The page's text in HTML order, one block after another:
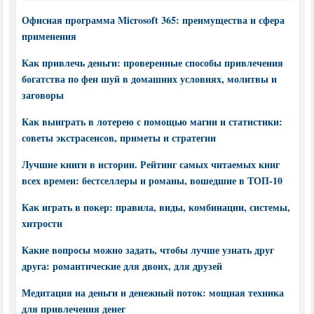
Офисная программа Microsoft 365: преимущества и сфера
применения
Как привлечь деньги: проверенные способы привлечения
богатства по фен шуй в домашних условиях, молитвы и
заговоры
Как выиграть в лотерею с помощью магии и статистики:
советы экстрасенсов, приметы и стратегии
Лучшие книги в истории. Рейтинг самых читаемых книг
всех времен: бестселлеры и романы, вошедшие в ТОП-10
Как играть в покер: правила, виды, комбинации, системы,
хитрости
Какие вопросы можно задать, чтобы лучше узнать друг
друга: романтические для двоих, для друзей
Медитация на деньги и денежный поток: мощная техника
для привлечения денег